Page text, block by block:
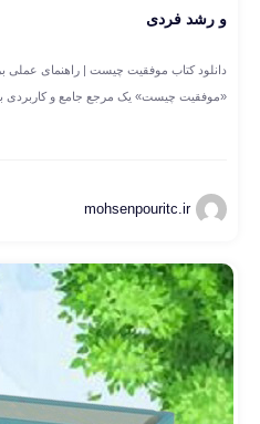
و رشد فردی
دانلود کتاب موفقیت چیست | راهنمای عملی
«موفقیت چیست» یک مرجع جامع و کاربردی
mohsenpouritc.ir